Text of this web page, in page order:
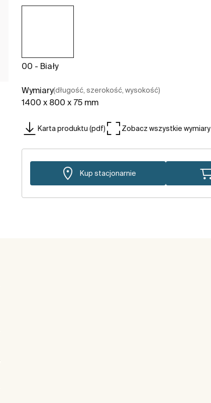
00 - Biały
Wymiary(długość, szerokość, wysokość)
1400 x 800 x 75 mm
Karta produktu (pdf) Zobacz wszystkie wymiary
Kup stacjonarnie